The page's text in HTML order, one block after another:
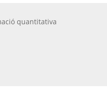
quantitativa